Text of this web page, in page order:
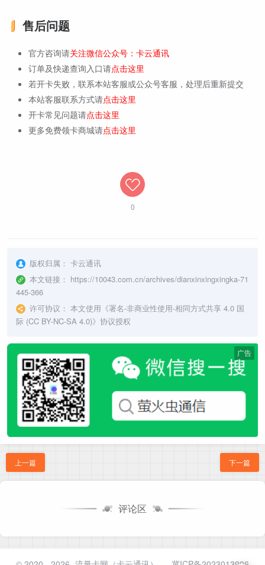
售后问题
官方咨询请关注微信公众号：卡云通讯
订单及快递查询入口请点击这里
若开卡失败，联系本站客服或公众号客服，处理后重新提交
本站客服联系方式请点击这里
开卡常见问题请点击这里
更多免费领卡商城请点击这里
0
版权归属： 卡云通讯
本文链接： https://10043.com.cn/archives/dianxinxingxingka-71
445-366
许可协议： 本文使用《署名-非商业性使用-相同方式共享 4.0 国
际 (CC BY-NC-SA 4.0)》协议授权
广告
上一篇 下一篇
评论区